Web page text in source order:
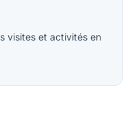
visites et activités en